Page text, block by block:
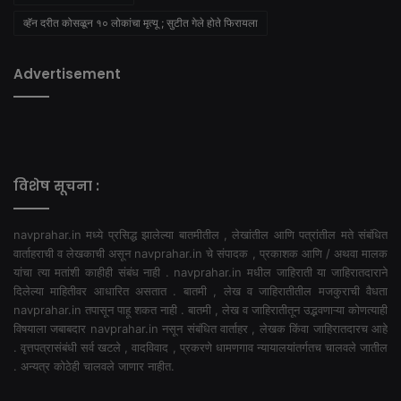
व्हॅन दरीत कोसळून १० लोकांचा मृत्यू ; सुटीत गेले होते फिरायला
Advertisement
विशेष सूचना :
navprahar.in मध्ये प्रसिद्ध झालेल्या बातमीतील , लेखांतील आणि पत्रांतील मते संबंधित
वार्ताहराची व लेखकाची असून navprahar.in चे संपादक , प्रकाशक आणि / अथवा मालक
यांचा त्या मतांशी काहीही संबंध नाही . navprahar.in मधील जाहिराती या जाहिरातदाराने
दिलेल्या माहितीवर आधारित असतात . बातमी , लेख व जाहिरातीतील मजकुराची वैधता
navprahar.in तपासून पाहू शकत नाही . बातमी , लेख व जाहिरातीतून उद्भवणाऱ्या कोणत्याही
विषयाला जबाबदार navprahar.in नसून संबंधित वार्ताहर , लेखक किंवा जाहिरातदारच आहे
. वृत्तपत्रासंबंधी सर्व खटले , वादविवाद , प्रकरणे धामणगाव न्यायालयांतर्गतच चालवले जातील
. अन्यत्र कोठेही चालवले जाणार नाहीत.